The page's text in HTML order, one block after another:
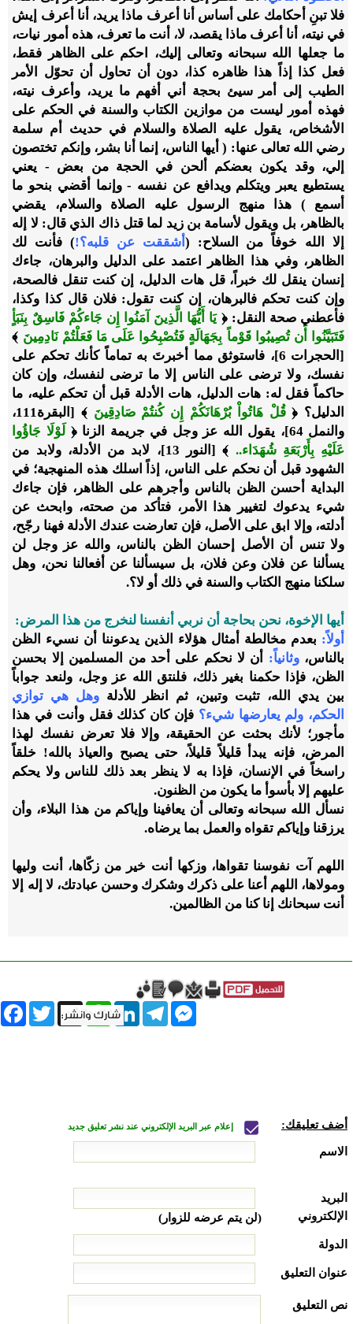
فلا تبنِ أحكامك على أساس أنا أعرف ماذا يريد، أنا أعرف إيش
في نيته، أنا أعرف ماذا يقصد، لا، أنت ما تعرف، هذه أمور نيات،
ما جعلها الله سبحانه وتعالى إليك، احكم على الظاهر فقط،
فعل كذا إذاً هذا ظاهره كذا، دون أن تحاول أن تحوّل الأمر
الطيب إلى أمر سيئ بحجة أني أفهم ما يريد، وأعرف نيته،
فهذه أمور ليست من موازين الكتاب والسنة في الحكم على
الأشخاص، يقول عليه الصلاة والسلام في حديث أم سلمة
رضي الله تعالى عنها: ( أيها الناس، إنما أنا بشر، وإنكم تختصون
إلي، وقد يكون بعضكم ألحن في الحجة من بعض - يعني
يستطيع يعبر ويتكلم ويدافع عن نفسه - وإنما أقضي بنحو ما
أسمع ) هذا منهج الرسول عليه الصلاة والسلام، يقضي
بالظاهر، بل ويقول لأسامة بن زيد لما قتل ذاك الذي قال: لا إله
إلا الله خوفاً من السلاح: ( أشققت عن قلبه؟!) فأنت لك
الظاهر، وفي هذا الظاهر اعتمد على الدليل والبرهان، جاءك
إنسان ينقل لك خبراً، قل هات الدليل، إن كنت تنقل فالصحة،
وإن كنت تحكم فالبرهان، إن كنت تقول: فلان قال كذا وكذا،
فأعطني صحة النقل: ﴿يَا أَيُّهَا الَّذِينَ آمَنُوا إِن جَاءكُمْ فَاسِقٌ بِنَبَأٍ
فَتَبَيَّنُوا أَن تُصِيبُوا قَوْماً بِجَهَالَةٍ فَتُصْبِحُوا عَلَى مَا فَعَلْتُمْ نَادِمِينَ ﴾
[الحجرات 6]، فاستوثق مما أخبرتَ به تماماً كأنك تحكم على
نفسك، ولا ترضى على الناس إلا ما ترضى لنفسك، وإن كان
حاكماً فقل له: هات الدليل، هات الأدلة قبل أن تحكم عليه، ما
الدليل؟ ﴿قُلْ هَاتُواْ بُرْهَانَكُمْ إِن كُنتُمْ صَادِقِينَ
﴾ [البقرة111،
والنمل 64]، يقول الله عز وجل في جريمة الزنا ﴿
لَوْلَا جَاؤُوا
عَلَيْهِ بِأَرْبَعَةِ شُهَدَاء..
﴾ [النور 13]، لابد من الأدلة، ولابد من
الشهود قبل أن نحكم على الناس، إذاً اسلك هذه المنهجية؛ في
البداية أحسن الظن بالناس وأجرهم على الظاهر، فإن جاءك
شيء يدعوك لتغيير هذا الأمر، فتأكد من صحته، وابحث عن
أدلته، وإلا ابق على الأصل، فإن تعارضت عندك الأدلة فهنا رجّح،
ولا تنس أن الأصل إحسان الظن بالناس، والله عز وجل لن
يسألنا عن فلان وعن فلان، بل سيسألنا عن أفعالنا نحن، وهل
سلكنا منهج الكتاب والسنة في ذلك أو لا؟.
أيها الإخوة، نحن بحاجة أن نربي أنفسنا لنخرج من هذا المرض:
أولاً: بعدم مخالطة أمثال هؤلاء الذين يدعوننا أن نسيء الظن
بالناس،وثانياً: أن لا نحكم على أحد من المسلمين إلا بحسن
الظن، فإذا حكمنا بغير ذلك، فلنتق الله عز وجل، ولنعد جواباً
بين يدي الله، تثبت وتبين، ثم انظر للأدلة وهل هي توازي
الحكم، ولم يعارضها شيء؟ فإن كان كذلك فقل وأنت في هذا
مأجور؛ لأنك بحثت عن الحقيقة، وإلا فلا تعرض نفسك لهذا
المرض، فإنه يبدأ قليلاً قليلاً، حتى يصبح والعياذ بالله! خلقاً
راسخاً في الإنسان، فإذا به لا ينظر بعد ذلك للناس ولا يحكم
عليهم إلا بأسوأ ما يكون من الظنون.
نسأل الله سبحانه وتعالى أن يعافينا وإياكم من هذا البلاء، وأن
يرزقنا وإياكم تقواه والعمل بما يرضاه.
اللهم آت نفوسنا تقواها، وزكها أنت خير من زكّاها، أنت وليها
ومولاها، اللهم أعنا على ذكرك وشكرك وحسن عبادتك، لا إله إلا
أنت سبحانك إنا كنا من الظالمين.
Twitter X
WhatsAppLinkedInTelegram
Messenger
أضف تعليقك: إعلام عبر البريد الإلكتروني عند نشر تعليق جديد
الاسم
البريد
الإلكتروني
(لن يتم عرضه للزوار)
الدولة
عنوان التعليق
نص التعليق